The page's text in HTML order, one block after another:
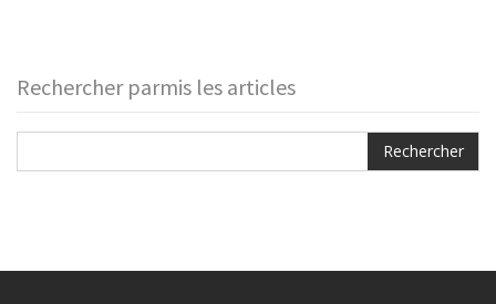
Rechercher parmis les articles